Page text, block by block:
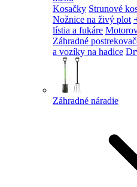
Kosačky Strunové
Nožnice na živý plot
lístia a fukáre
Záhradné
a vozíky na hadice
Záhradné náradie